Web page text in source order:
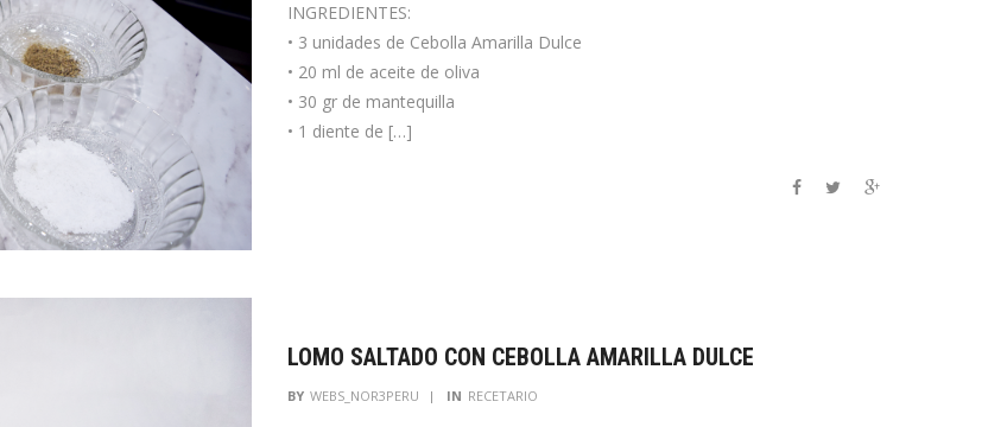
INGREDIENTES:
• 3 unidades de Cebolla Amarilla Dulce
• 20 ml de aceite de oliva
• 30 gr de mantequilla
• 1 diente de […]
LOMO SALTADO CON CEBOLLA AMARILLA DULCE
BY WEBS_NOR3PERU IN RECETARIO